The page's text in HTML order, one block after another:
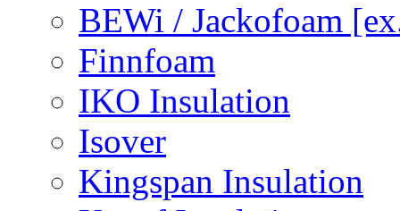
BEWi / Jackofoam
Finnfoam
IKO Insulation
Isover
Kingspan Insulation